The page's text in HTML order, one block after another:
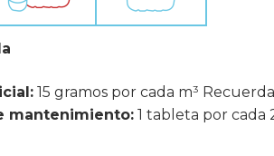
15 gramos por cada m³
mantenimiento: 1 tableta por cada